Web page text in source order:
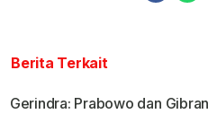
Berita Terkait
Gerindra: Prabowo dan